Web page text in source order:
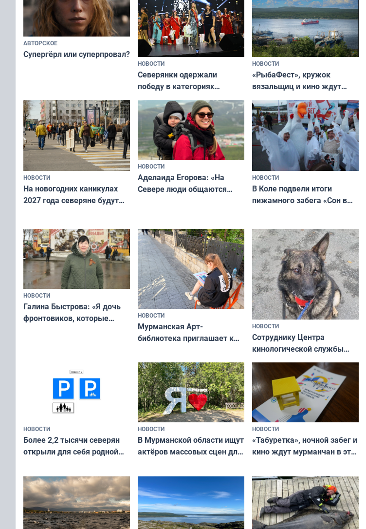
АВТОРСКОЕ
Супергёрл или суперпровал?
НОВОСТИ
Северянки одержали
победу в категориях
всероссийского конкурса
«Мисс и Миссис Великая
Русь»
НОВОСТИ
«РыбаФест», кружок
вязальщиц и кино ждут
мурманчан в эти выходные
НОВОСТИ
На новогодних каникулах
2027 года северяне будут
НОВОСТИ
Аделаида Егорова: «На
Севере люди общаются
НОВОСТИ
В Коле подвели итоги
пижамного забега «Сон в
НОВОСТИ
Галина Быстрова: «Я дочь
фронтовиков, которые
НОВОСТИ
Мурманская Арт-
библиотека приглашает к
и фотографов
НОВОСТИ
Сотруднику Центра
кинологической службы
ищут новый дом
НОВОСТИ
Более 2,2 тысячи северян
открыли для себя родной
«Туризм для своих»
НОВОСТИ
В Мурманской области ищут
актёров массовых сцен для
короткометражном фильме
НОВОСТИ
«Табуретка», ночной забег и
кино ждут мурманчан в эти